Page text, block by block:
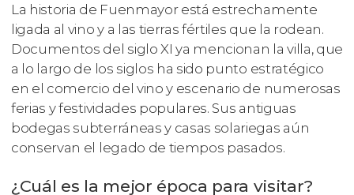
La historia de Fuenmayor está estrechamente
ligada al vino y a las tierras fértiles que la rodean.
Documentos del siglo XI ya mencionan la villa, que
a lo largo de los siglos ha sido punto estratégico
en el comercio del vino y escenario de numerosas
ferias y festividades populares. Sus antiguas
bodegas subterráneas y casas solariegas aún
conservan el legado de tiempos pasados.
¿Cuál es la mejor época para visitar?